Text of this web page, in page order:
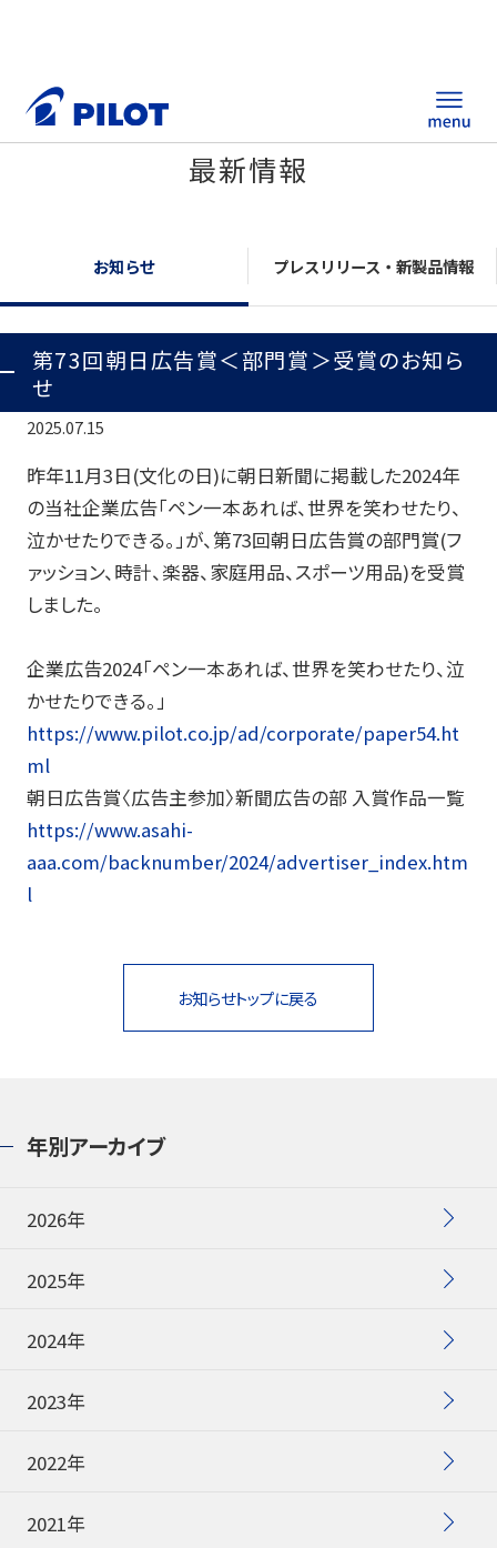
製品情報
総合カタログ
ノベルティ商品
玩具
宝飾
その他新規商材
企業情報
企業情報TOP
サステナビリティ情報
パイロットのパーパス
採用情報
サポート
よくある質問
お問い合わせ
筆記具修理
最新情報
お知らせ プレスリリース・新製品情報
第73回朝日広告賞＜部門賞＞受賞のお知ら
せ
2025.07.15
昨年11月3日(文化の日)に朝日新聞に掲載した2024年
の当社企業広告「ペン一本あれば、世界を笑わせたり、
泣かせたりできる。」が、第73回朝日広告賞の部門賞(フ
ァッション、時計、楽器、家庭用品、スポーツ用品)を受賞
しました。
企業広告2024「ペン一本あれば、世界を笑わせたり、泣
かせたりできる。」
https://www.pilot.co.jp/ad/corporate/paper54.ht
ml
朝日広告賞〈広告主参加〉新聞広告の部 入賞作品一覧
https://www.asahi-
aaa.com/backnumber/2024/advertiser_index.htm
l
お知らせトップに戻る
年別アーカイブ
2026年
2025年
2024年
2023年
2022年
2021年